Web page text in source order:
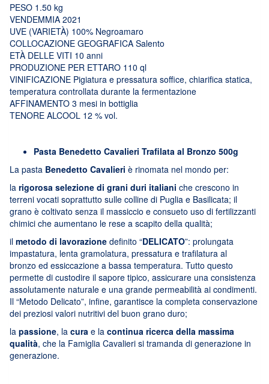
PESO 1.50 kg
VENDEMMIA 2021
UVE (VARIETÀ) 100% Negroamaro
COLLOCAZIONE GEOGRAFICA Salento
ETÀ DELLE VITI 10 anni
PRODUZIONE PER ETTARO 110 ql
VINIFICAZIONE Pigiatura e pressatura soffice, chiarifica statica,
temperatura controllata durante la fermentazione
AFFINAMENTO 3 mesi in bottiglia
TENORE ALCOOL 12 % vol.
Pasta Benedetto Cavalieri Trafilata al Bronzo 500g
La pasta Benedetto Cavalieri è rinomata nel mondo per:
la rigorosa selezione di grani duri italiani che crescono in
terreni vocati soprattutto sulle colline di Puglia e Basilicata; il
grano è coltivato senza il massiccio e consueto uso di fertilizzanti
chimici che aumentano le rese a scapito della qualità;
il metodo di lavorazione definito “DELICATO”: prolungata
impastatura, lenta gramolatura, pressatura e trafilatura al
bronzo ed essiccazione a bassa temperatura. Tutto questo
permette di custodire il sapore tipico, assicurare una consistenza
assolutamente naturale e una grande permeabilità ai condimenti.
Il “Metodo Delicato”, infine, garantisce la completa conservazione
dei preziosi valori nutritivi del buon grano duro;
la passione, la cura e la continua ricerca della massima
qualità, che la Famiglia Cavalieri si tramanda di generazione in
generazione.